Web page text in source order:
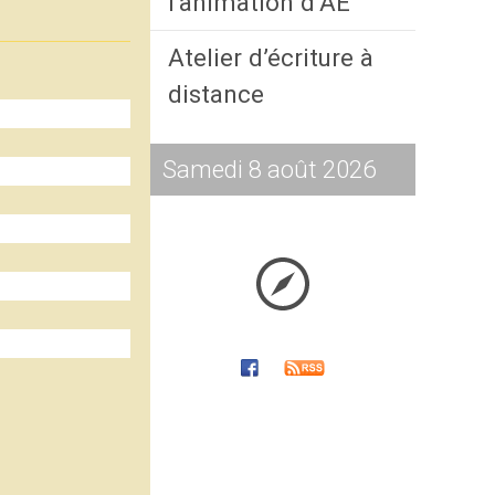
Atelier d’écriture à
distance
Samedi 8 août 2026